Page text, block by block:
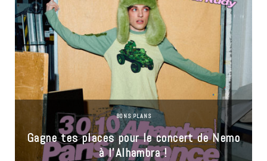
BONS PLANS
Gagne tes places pour le concert de Nemo
à l’Alhambra !